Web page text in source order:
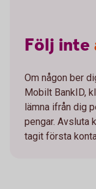
Följ inte
Om någon ber
Mobilt BankID,
lämna ifrån dig
pengar. Avsluta
tagit första